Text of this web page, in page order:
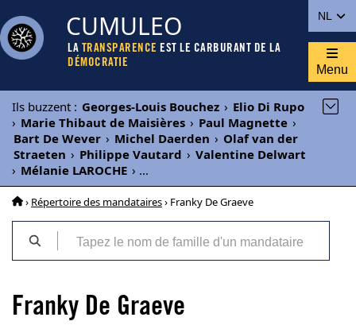
NL
CUMULEO
LA TRANSPARENCE EST LE CARBURANT DE LA
DÉMOCRATIE
Menu
Ils buzzent : Georges-Louis Bouchez › Elio Di Rupo
› Marie Thibaut de Maisières › Paul Magnette ›
Bart De Wever › Michel Daerden › Olaf van der
Straeten › Philippe Vautard › Valentine Delwart
› Mélanie LAROCHE › ...
› Répertoire des mandataires› Franky De Graeve
Franky De Graeve